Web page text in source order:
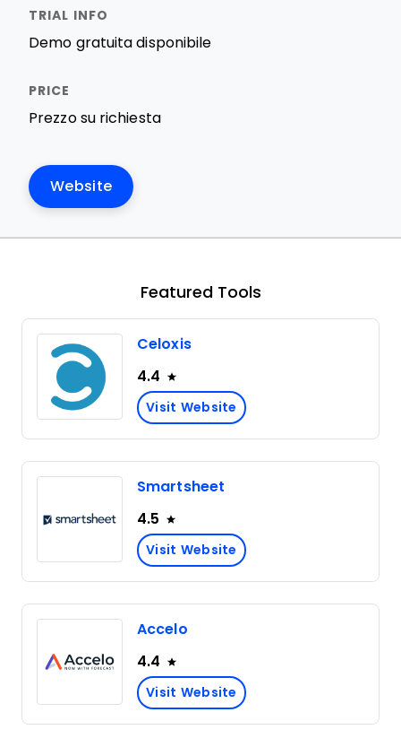
Demo gratuita disponibile
Prezzo su richiesta
Website
Featured Tools
Celoxis
4.4
Visit Website
Smartsheet
4.5
Visit Website
Accelo
4.4
Visit Website